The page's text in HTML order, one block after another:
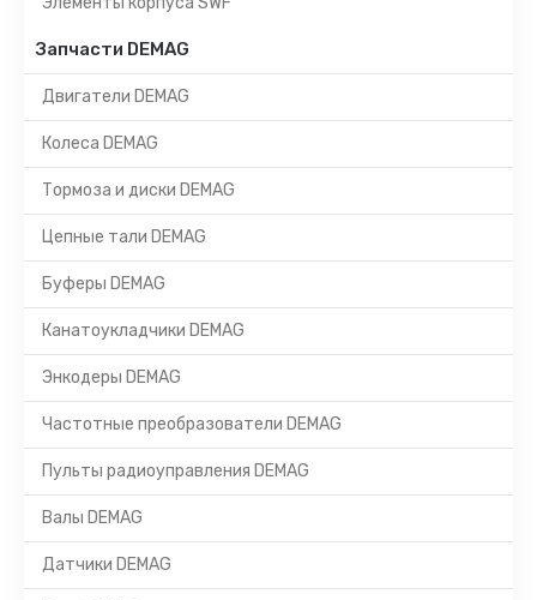
Запчасти DEMAG
Двигатели DEMAG
Колеса DEMAG
Тормоза и диски DEMAG
Цепные тали DEMAG
Буферы DEMAG
Канатоукладчики DEMAG
Энкодеры DEMAG
Частотные преобразователи DEMAG
Пульты радиоуправления DEMAG
Валы DEMAG
Датчики DEMAG